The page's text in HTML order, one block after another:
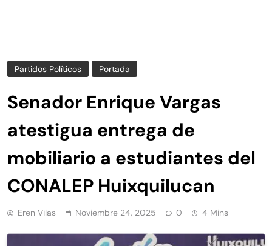
Partidos Políticos Portada
Senador Enrique Vargas
atestigua entrega de
mobiliario a estudiantes del
CONALEP Huixquilucan
Eren Vilas Noviembre 24, 2025 0 4 Mins